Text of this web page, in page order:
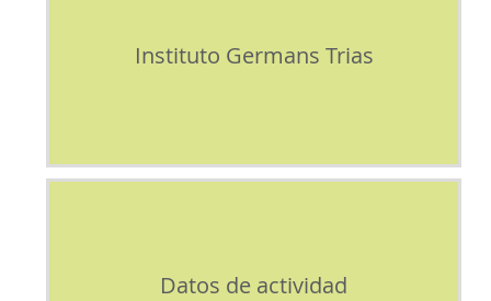
Instituto Germans Trias
Datos de actividad